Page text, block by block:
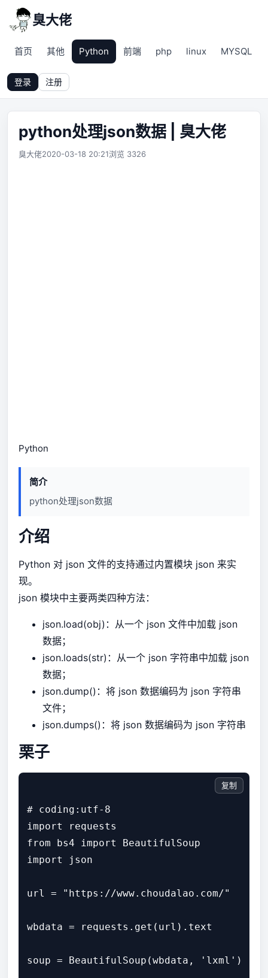
臭大佬
首页 其他 Python 前端 php linux MYSQL
登录 注册
python处理json数据 | 臭大佬
臭大佬2020-03-18 20:21浏览 3326
Python
简介
python处理json数据
介绍
Python 对 json 文件的支持通过内置模块 json 来实
现。
json 模块中主要两类四种方法：
json.load(obj)：从一个 json 文件中加载 json
数据；
json.loads(str)：从一个 json 字符串中加载 json
数据；
json.dump()：将 json 数据编码为 json 字符串
文件；
json.dumps()：将 json 数据编码为 json 字符串
栗子
# coding:utf-8
import requests
from bs4 import BeautifulSoup
import json
url = "https://www.choudalao.com/"
wbdata = requests.get(url).text
soup = BeautifulSoup(wbdata, 'lxml')
复制